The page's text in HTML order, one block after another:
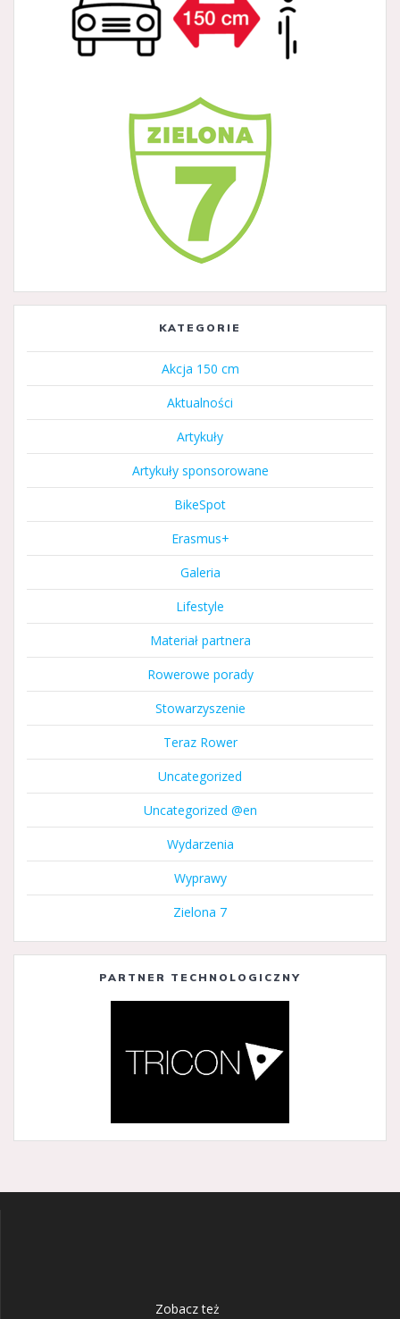
KATEGORIE
Akcja 150 cm
Aktualności
Artykuły
Artykuły sponsorowane
BikeSpot
Erasmus+
Galeria
Lifestyle
Materiał partnera
Rowerowe porady
Stowarzyszenie
Teraz Rower
Uncategorized
Uncategorized @en
Wydarzenia
Wyprawy
Zielona 7
PARTNER TECHNOLOGICZNY
Zobacz też